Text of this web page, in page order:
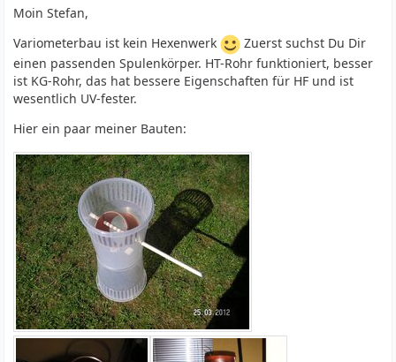
Moin Stefan,
Variometerbau ist kein Hexenwerk
Zuerst suchst Du Dir
einen passenden Spulenkörper. HT-Rohr funktioniert, besser
ist KG-Rohr, das hat bessere Eigenschaften für HF und ist
wesentlich UV-fester.
Hier ein paar meiner Bauten: